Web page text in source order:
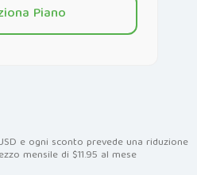
Piano
e ogni sconto prevede una riduzione
mensile di $11.95 al mese